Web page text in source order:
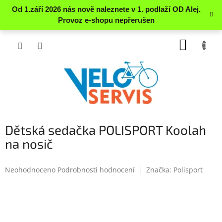
Přejít
Dětská sedačka POLISPORT Koolah
na nosič
Průměrné
Neohodnoceno Podrobnosti hodnocení Značka: Polisport